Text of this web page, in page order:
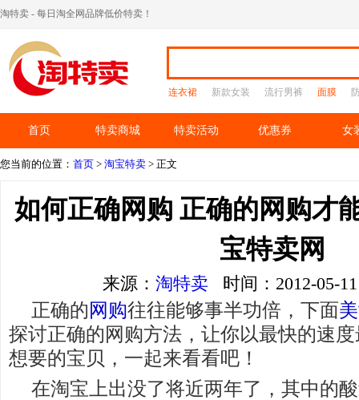
淘特卖 - 每日淘全网品牌低价特卖！
连衣裙 新款女装 流行男裤 面膜
首页 特卖商城 特卖活动 优惠券 女
您当前的位置： 首页 > 淘宝特卖 > 正文
如何正确网购 正确的网购才
宝特卖网
来源： 淘特卖 时间：2012-05-
正确的 网购往往能够事半功倍，下面
探讨正确的网购方法，让你以最快的速
想要的宝贝，一起来看看吧！
在淘宝上出没了将近两年了，其中的